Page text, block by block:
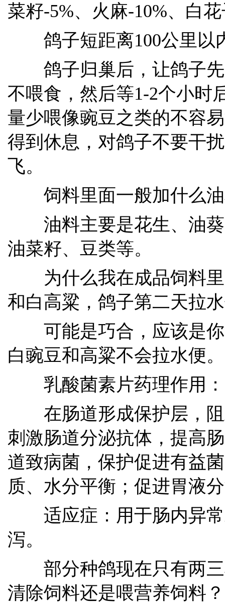
菜籽-5%、火麻-10%、白
鸽子短距离100公里以
鸽子归巢后，让鸽子先
不喂食，然后等1-2个小时
量少喂像豌豆之类的不容
得到休息，对鸽子不要干
飞。
饲料里面一般加什么油
油料主要是花生、油葵
油菜籽、豆类等。
为什么我在成品饲料里
和白高粱，鸽子第二天拉
可能是巧合，应该是你
白豌豆和高粱不会拉水便
乳酸菌素片药理作用：
在肠道形成保护层，阻
刺激肠道分泌抗体，提高
道致病菌，保护促进有益
质、水分平衡；促进胃液
适应症：用于肠内异常
泻。
部分种鸽现在只有两三
清除饲料还是喂营养饲料？